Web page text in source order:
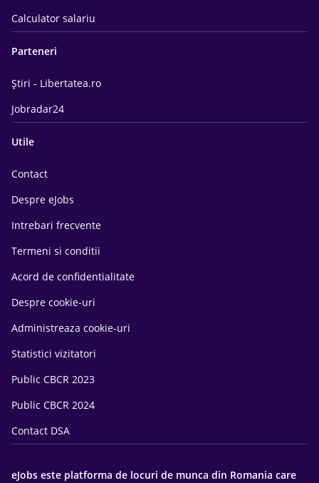
Calculator salariu
Parteneri
Știri - Libertatea.ro
Jobradar24
Utile
Contact
Despre eJobs
Intrebari frecvente
Termeni si conditii
Acord de confidentialitate
Despre cookie-uri
Administreaza cookie-uri
Statistici vizitatori
Public CBCR 2023
Public CBCR 2024
Contact DSA
eJobs este platforma de locuri de munca din Romania care